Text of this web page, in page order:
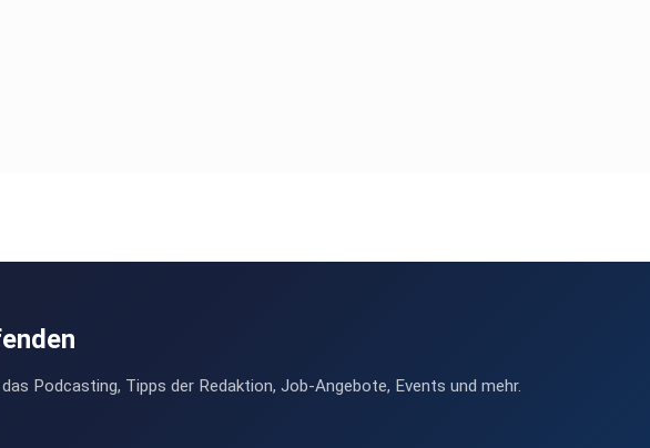
Podcasting, Tipps der Redaktion, Job-Angebote, Events und mehr.